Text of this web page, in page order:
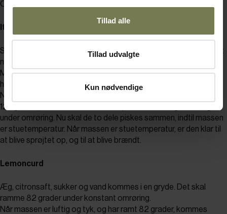
Tillad alle
Tillad udvalgte
Kun nødvendige
Opskriften giver ca. ½ gastrobakke/en lille bradepande.
Italiensk marengs
Sukker, vand og glukose kommes i en gryde, og varmes op til det
når 125 grader.
Mens sirup koger, piskes marengs, gerne på røremaskine, men
håndmixer virker fint også.
Når marengsen er luftig (helt stive/faste toppe), og siruppen er
125 grader, kommes den varme sirup ned i den luftige marengs
under omrøring. Nu skal de to dele piskes sammen, indtil massen
er stuetemperatur. Når massen er stuetemperatur, er den klar til
at blive sprøjtet op, og til at blive brændt.
Lemoncurd
Æg, citronsaft, sukker og vand kommes i en gryde. Det skal
ramme 82 grader under konstant omrøring.
Når massen er luftig og tyk, og har ramt 82 grader, kommes